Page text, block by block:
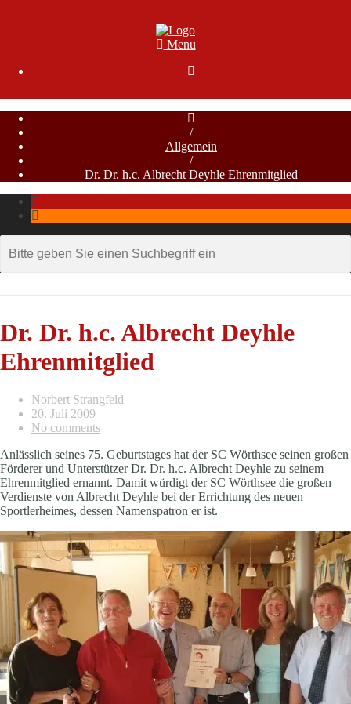
Menu

/
Allgemein
/
Dr. Dr. h.c. Albrecht Deyhle Ehrenmitglied
Dr. Dr. h.c. Albrecht Deyhle
Ehrenmitglied
Norbert Strangfeld
20. Juli 2009
No comments
Anlässlich seines 75. Geburtstages hat der SC Wörthsee seinen großen
Förderer und Unterstützer Dr. Dr. h.c. Albrecht Deyhle zu seinem
Ehrenmitglied ernannt. Damit würdigt der SC Wörthsee die großen
Verdienste von Albrecht Deyhle bei der Errichtung des neuen
Sportlerheimes, dessen Namenspatron er ist.